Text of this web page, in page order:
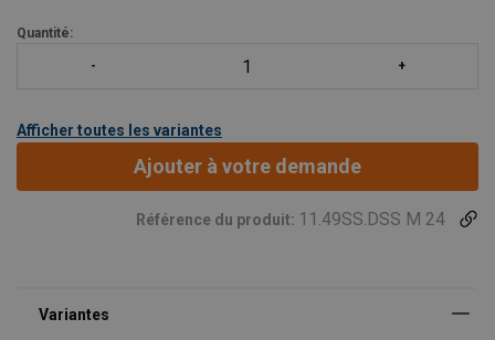
Quantité:
Afficher toutes les variantes
Ajouter à votre demande
Référence du produit: 11.49SS.DSS M 24